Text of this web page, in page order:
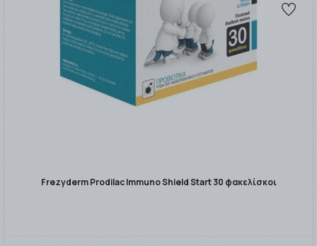
Frezyderm Prodilac Immuno Shield Start 30 φακελίσκοι